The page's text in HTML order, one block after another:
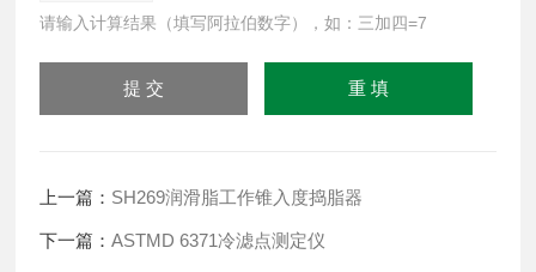
请输入计算结果（填写阿拉伯数字），如：三加四=7
上一篇： SH269润滑脂工作锥入度捣脂器
下一篇：ASTMD 6371冷滤点测定仪